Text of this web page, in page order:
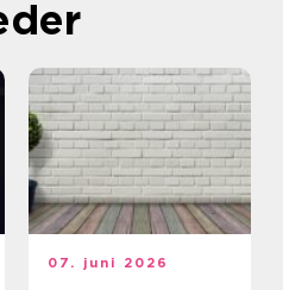
07. juni 2026